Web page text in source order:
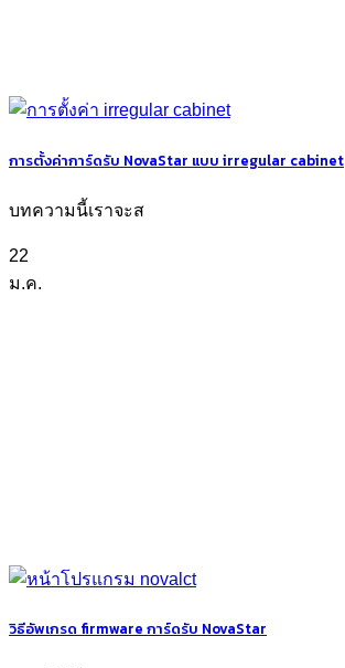
การตั้งค่าการ์ดรับ NovaStar แบบ irregular cabinet
บทความนี้เราจะส
22
ม.ค.
วิธีอัพเกรด firmware การ์ดรับ NovaStar